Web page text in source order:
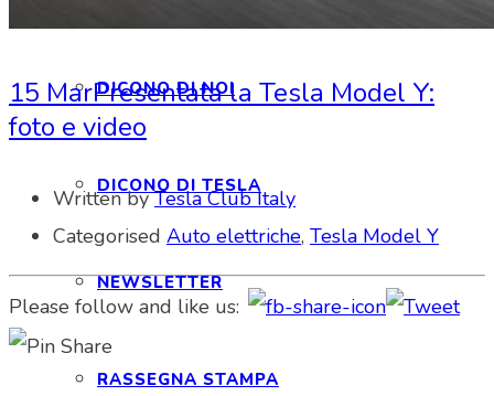
DICONO DI NOI
DICONO DI TESLA
NEWSLETTER
RASSEGNA STAMPA
15 MarPresentata la Tesla Model Y:
foto e video
Written byTesla Club Italy
Categorised Auto elettriche, Tesla Model Y
Please follow and like us: